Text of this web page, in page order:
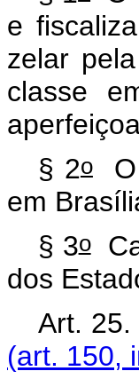
e
zelar
classe
§ 2oO
em
§ 3o
dos
Art.
(art. 150,